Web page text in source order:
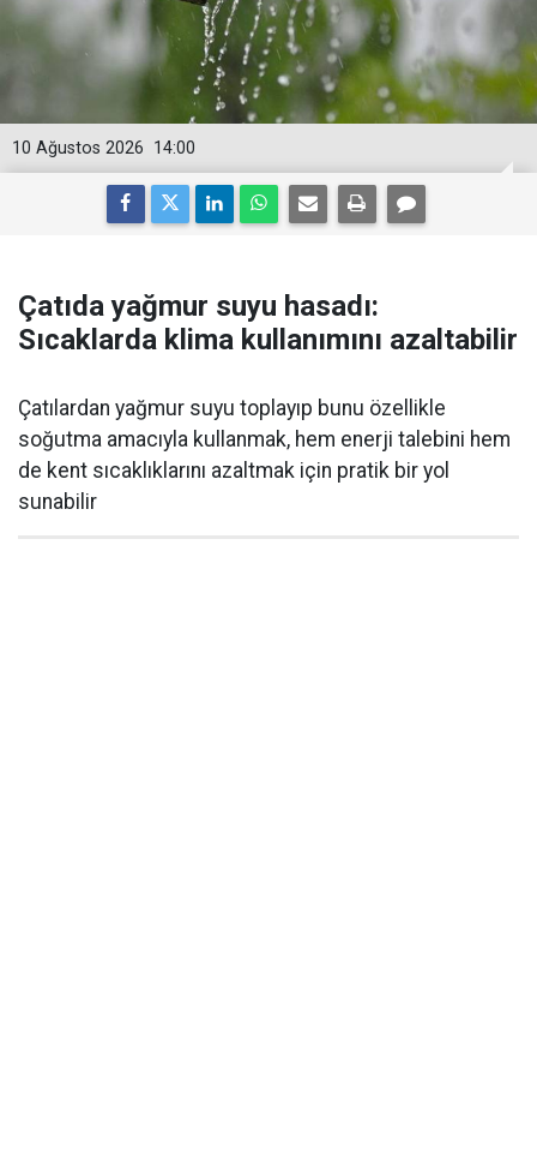
14:00
10 Ağustos 2026
Çatıda yağmur suyu hasadı:
Sıcaklarda klima kullanımını azaltabilir
Çatılardan yağmur suyu toplayıp bunu özellikle
soğutma amacıyla kullanmak, hem enerji talebini hem
de kent sıcaklıklarını azaltmak için pratik bir yol
sunabilir